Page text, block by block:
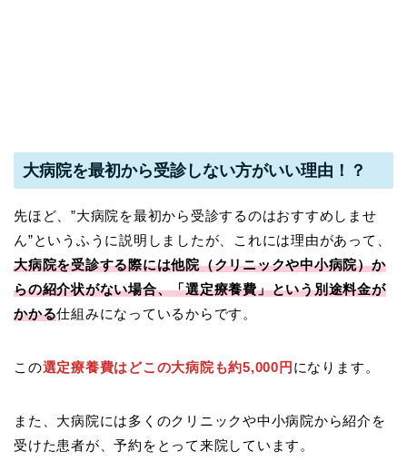
大病院を最初から受診しない方がいい理由！？
先ほど、”大病院を最初から受診するのはおすすめしませ
ん”というふうに説明しましたが、これには理由があって、
大病院を受診する際には他院（クリニックや中小病院）か
らの紹介状がない場合、「選定療養費」という別途料金が
かかる仕組みになっているからです。
この選定療養費はどこの大病院も約5,000円 になります。
また、大病院には多くのクリニックや中小病院から紹介を
受けた患者が、予約をとって来院しています。